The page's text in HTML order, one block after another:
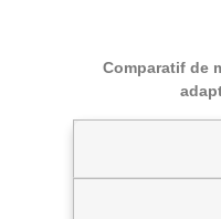
Comparatif de